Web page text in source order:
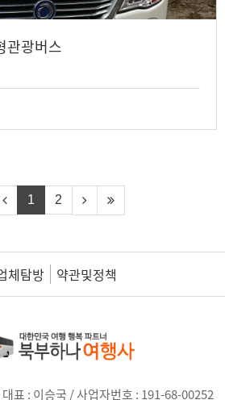
관광버스
1 2
체탐방 약관및정책
표 : 이승국 / 사업자번호 : 191-68-00252